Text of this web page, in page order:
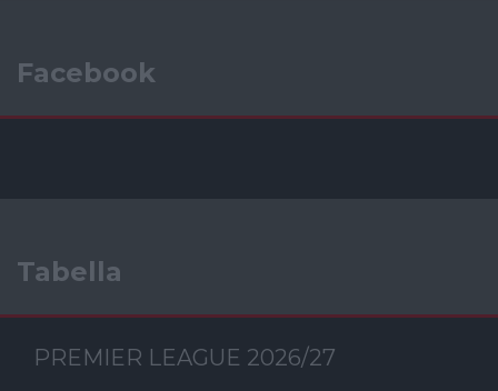
Facebook
Tabella
PREMIER LEAGUE 2026/27